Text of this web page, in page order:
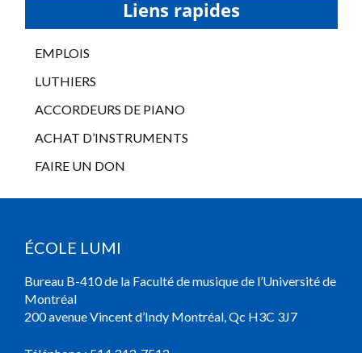
Liens rapides
EMPLOIS
LUTHIERS
ACCORDEURS DE PIANO
ACHAT D’INSTRUMENTS
FAIRE UN DON
ÉCOLE LUMI
Bureau B-410 de la Faculté de musique de l’Université de
Montréal
200 avenue Vincent d’Indy Montréal, Qc H3C 3J7